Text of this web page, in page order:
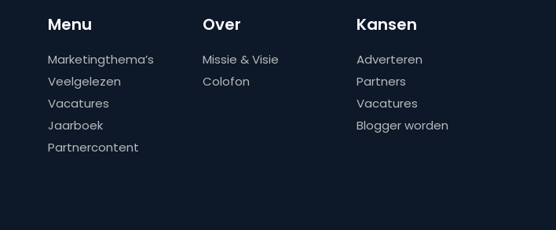
Menu
Marketingthema’s
Veelgelezen
Vacatures
Jaarboek
Partnercontent
Over
Missie & Visie
Colofon
Kansen
Adverteren
Partners
Vacatures
Blogger worden